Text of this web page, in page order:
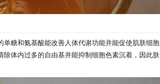
糖和氨基酸能改善人体代谢功能并能促使肌肤细胞
体内过多的自由基并能抑制细胞色素沉着，因此肤